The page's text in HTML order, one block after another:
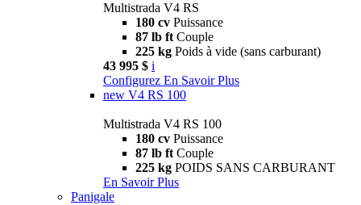
Multistrada V4 RS
180 cv Puissance
87 lb ft Couple
225 kg Poids à vide (sans carburant)
43 995 $ i
Configurez En Savoir Plus
new V4 RS 100
Multistrada V4 RS 100
180 cv Puissance
87 lb ft Couple
225 kg POIDS SANS CARBURANT
En Savoir Plus
Panigale